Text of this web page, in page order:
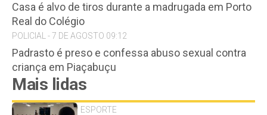
Casa é alvo de tiros durante a madrugada em Porto
Real do Colégio
POLICIAL - 7 DE AGOSTO 09:12
Padrasto é preso e confessa abuso sexual contra
criança em Piaçabuçu
Mais lidas
ESPORTE